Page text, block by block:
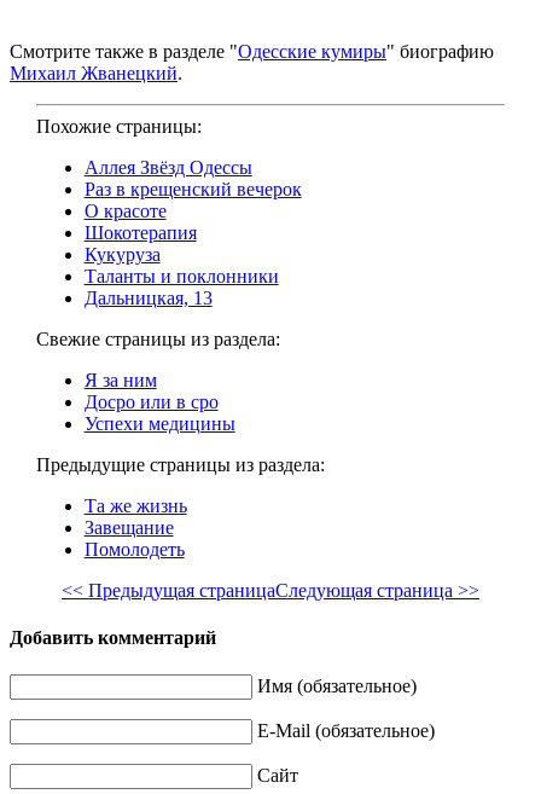
Смотрите также в разделе "Одесские кумиры" биографию
Михаил Жванецкий.
Похожие страницы:
Аллея Звёзд Одессы
Раз в крещенский вечерок
О красоте
Шокотерапия
Кукуруза
Таланты и поклонники
Дальницкая, 13
Свежие страницы из раздела:
Я за ним
Досро или в сро
Успехи медицины
Предыдущие страницы из раздела:
Та же жизнь
Завещание
Помолодеть
<< Предыдущая страницаСледующая страница >>
Добавить комментарий
Имя (обязательное)
E-Mail (обязательное)
Сайт